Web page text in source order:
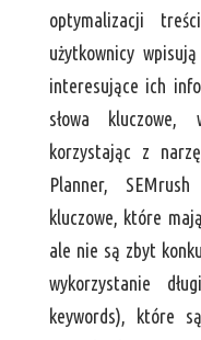
optymalizacji
użytkownicy
interesujące ich
słowa kluczowe,
korzystając z
Planner,
kluczowe, które
ale nie są zbyt
wykorzystanie
keywords), które